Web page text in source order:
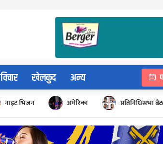
विचार खेलकुद अन्य
नाइट भिजन अमेरिका प्रतिनिधिसभा